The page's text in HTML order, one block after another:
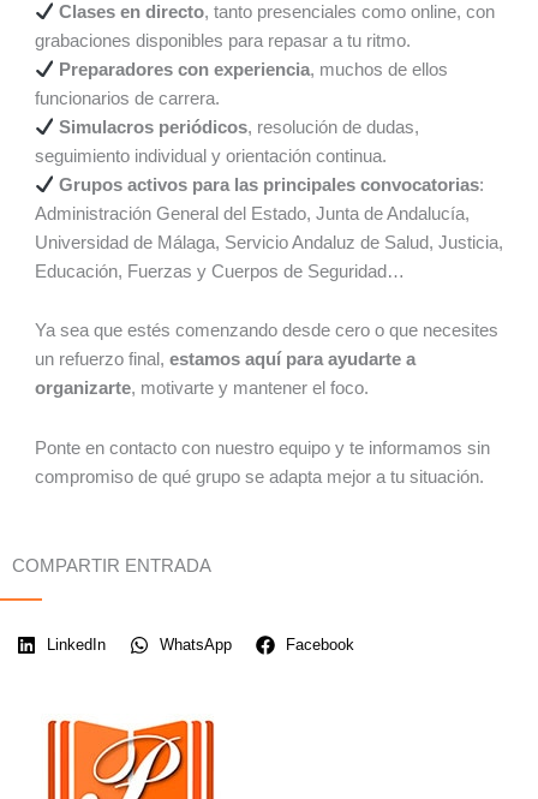
Clases en directo, tanto presenciales como online, con
grabaciones disponibles para repasar a tu ritmo.
Preparadores con experiencia, muchos de ellos
funcionarios de carrera.
Simulacros periódicos, resolución de dudas,
seguimiento individual y orientación continua.
Grupos activos para las principales convocatorias:
Administración General del Estado, Junta de Andalucía,
Universidad de Málaga, Servicio Andaluz de Salud, Justicia,
Educación, Fuerzas y Cuerpos de Seguridad…
Ya sea que estés comenzando desde cero o que necesites
un refuerzo final, estamos aquí para ayudarte a
organizarte, motivarte y mantener el foco.
Ponte en contacto con nuestro equipo y te informamos sin
compromiso de qué grupo se adapta mejor a tu situación.
COMPARTIR ENTRADA
LinkedIn WhatsApp Facebook